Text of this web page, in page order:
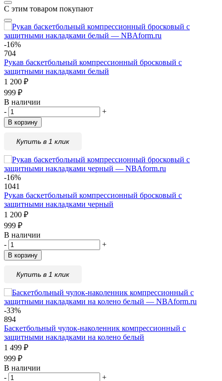
С этим товаром покупают
-16%
704
Рукав баскетбольный компрессионный бросковый с
защитными накладками белый
1 200 ₽
999 ₽
В наличии
-
+
В корзину
Купить в 1 клик
-16%
1041
Рукав баскетбольный компрессионный бросковый с
защитными накладками черный
1 200 ₽
999 ₽
В наличии
-
+
В корзину
Купить в 1 клик
-33%
894
Баскетбольный чулок-наколенник компрессионный с
защитными накладками на колено белый
1 499 ₽
999 ₽
В наличии
-
+